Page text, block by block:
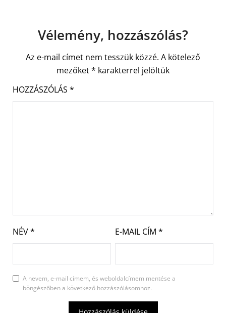
Vélemény, hozzászólás?
Az e-mail címet nem tesszük közzé. A kötelező
mezőket* karakterrel jelöltük
HOZZÁSZÓLÁS *
NÉV* E-MAIL CÍM *
A nevem, e-mail címem, és weboldalcímem mentése a
böngészőben a következő hozzászólásomhoz.